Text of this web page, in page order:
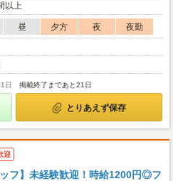
以上
昼 夕方 夜
夜勤
日 掲載終了まであと21日
とりあえず保存
迎
ッフ】未経験歓迎！時給1200円◎フ